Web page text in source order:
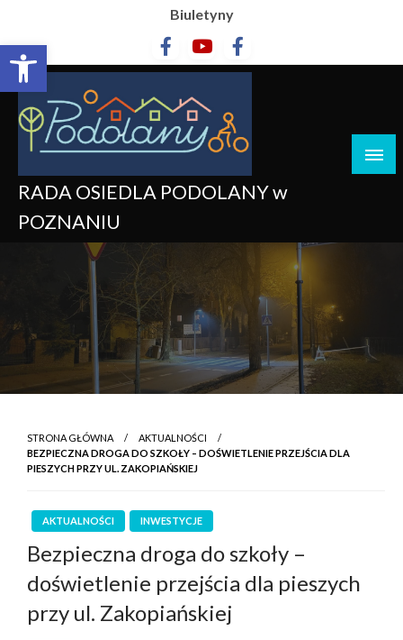
Otwórz pasek narzędzi
Biuletyny
RADA OSIEDLA PODOLANY w
POZNANIU
STRONA GŁÓWNA
AKTUALNOŚCI
BEZPIECZNA DROGA DO SZKOŁY – DOŚWIETLENIE PRZEJŚCIA DLA
PIESZYCH PRZY UL. ZAKOPIAŃSKIEJ
AKTUALNOŚCI INWESTYCJE
Bezpieczna droga do szkoły –
doświetlenie przejścia dla pieszych
przy ul. Zakopiańskiej